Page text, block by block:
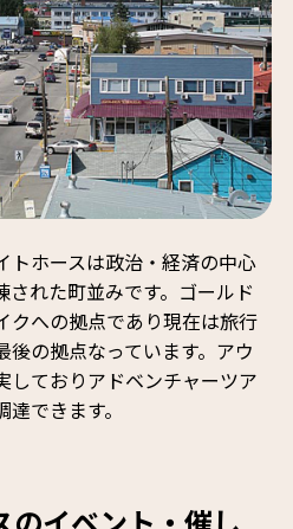
トホースは政治・経済の中心
れた町並みです。ゴールド
クへの拠点であり現在は旅行
の拠点なっています。アウ
しておりアドベンチャーツア
できます。